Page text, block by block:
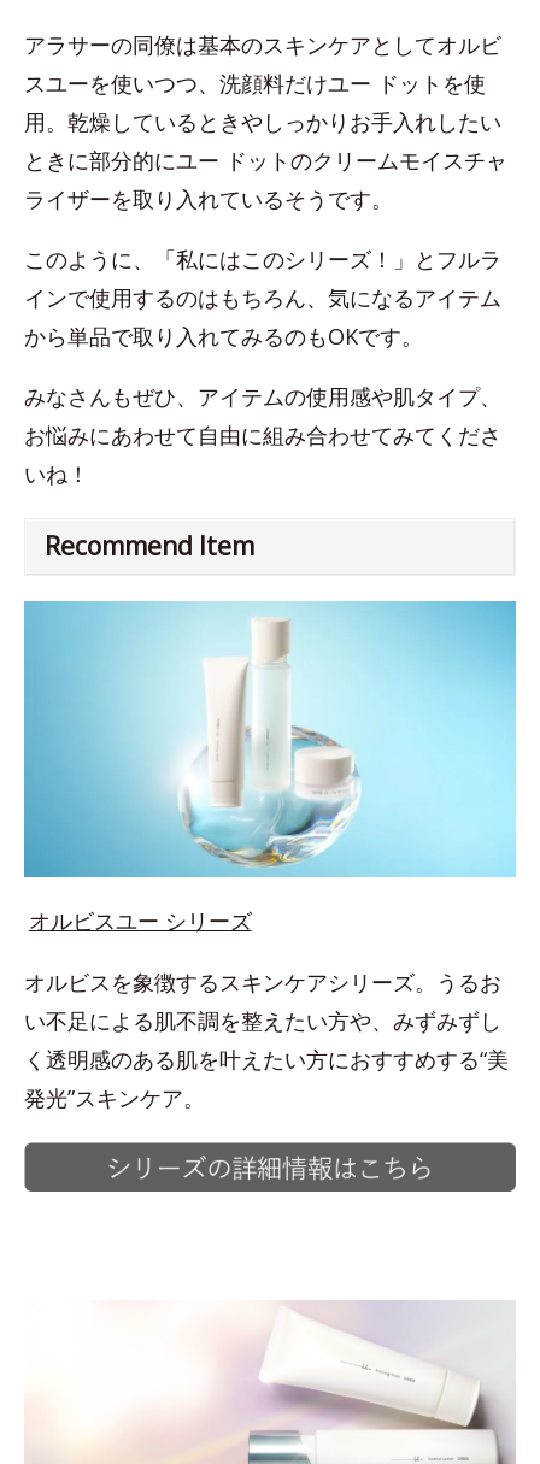
アラサーの同僚は基本のスキンケアとしてオルビ
スユーを使いつつ、洗顔料だけユー ドットを使
用。乾燥しているときやしっかりお手入れしたい
ときに部分的にユー ドットのクリームモイスチャ
ライザーを取り入れているそうです。
このように、「私にはこのシリーズ！」とフルラ
インで使用するのはもちろん、気になるアイテム
から単品で取り入れてみるのもOKです。
みなさんもぜひ、アイテムの使用感や肌タイプ、
お悩みにあわせて自由に組み合わせてみてくださ
いね！
Recommend Item
オルビスユー シリーズ
オルビスを象徴するスキンケアシリーズ。うるお
い不足による肌不調を整えたい方や、みずみずし
く透明感のある肌を叶えたい方におすすめする“美
発光”スキンケア。